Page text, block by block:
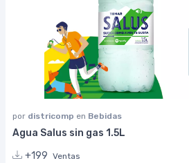
por districomp en Bebidas
Agua Salus sin gas 1.5L
+199 Ventas